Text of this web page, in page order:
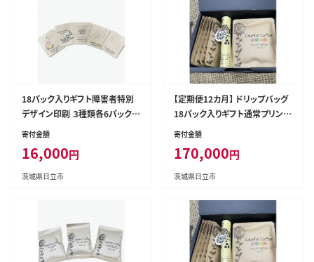
18パック入りギフト障害者特別
デザイン印刷 ３種類各6パック
ブラジル コロンビア グァテマラ
寄付金額
16,000円
茨城県日立市
【定期便12カ月】 ドリップバッグ
18パック入りギフト通常プリント
【 コーヒー 茨城県 日立市 】
寄付金額
170,000円
茨城県日立市